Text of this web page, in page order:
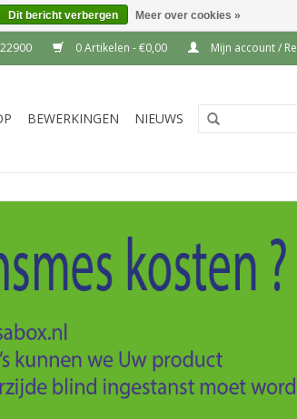
0 Artikelen - €0,00 Mijn account /
BEWERKINGEN NIEUWS
Dit bericht verbergen Meer over cookies »